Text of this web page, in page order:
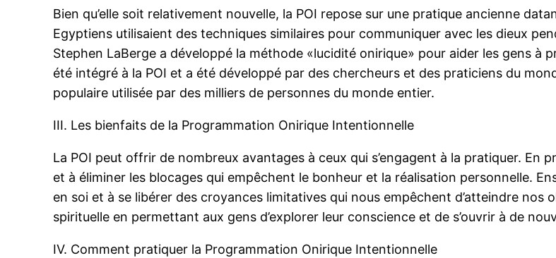
Bien qu’elle soit relativement nouvelle, la POI repose sur une pratique ancienne
Egyptiens utilisaient des techniques similaires pour communiquer avec les dieux
Stephen LaBerge a développé la méthode «lucidité onirique» pour aider les gens à
été intégré à la POI et a été développé par des chercheurs et des praticiens du
populaire utilisée par des milliers de personnes du monde entier.
III. Les bienfaits de la Programmation Onirique Intentionnelle
La POI peut offrir de nombreux avantages à ceux qui s’engagent à la pratiquer. En
et à éliminer les blocages qui empêchent le bonheur et la réalisation personnelle.
en soi et à se libérer des croyances limitatives qui nous empêchent d’atteindre
spirituelle en permettant aux gens d’explorer leur conscience et de s’ouvrir à de
IV. Comment pratiquer la Programmation Onirique Intentionnelle